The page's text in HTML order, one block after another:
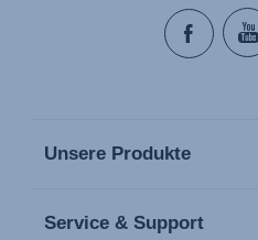
Unsere Produkte
Service & Support